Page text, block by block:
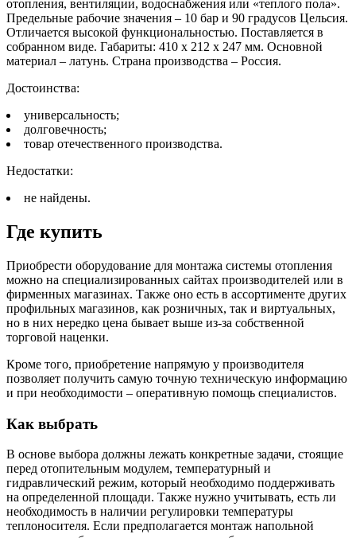
отопления, вентиляции, водоснабжения или «теплого пола».
Предельные рабочие значения – 10 бар и 90 градусов Цельсия.
Отличается высокой функциональностью. Поставляется в
собранном виде. Габариты: 410 x 212 x 247 мм. Основной
материал – латунь. Страна производства – Россия.
Достоинства:
универсальность;
долговечность;
товар отечественного производства.
Недостатки:
не найдены.
Где купить
Приобрести оборудование для монтажа системы отопления
можно на специализированных сайтах производителей или в
фирменных магазинах. Также оно есть в ассортименте других
профильных магазинов, как розничных, так и виртуальных,
но в них нередко цена бывает выше из-за собственной
торговой наценки.
Кроме того, приобретение напрямую у производителя
позволяет получить самую точную техническую информацию
и при необходимости – оперативную помощь специалистов.
Как выбрать
В основе выбора должны лежать конкретные задачи, стоящие
перед отопительным модулем, температурный и
гидравлический режим, который необходимо поддерживать
на определенной площади. Также нужно учитывать, есть ли
необходимость в наличии регулировки температуры
теплоносителя. Если предполагается монтаж напольной